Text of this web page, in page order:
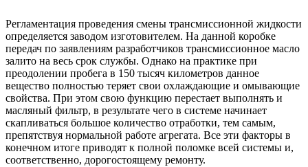
Регламентация проведения смены трансмиссионной жидкости
определяется заводом изготовителем. На данной коробке
передач по заявлениям разработчиков трансмиссионное масло
залито на весь срок службы. Однако на практике при
преодолении пробега в 150 тысяч километров данное
вещество полностью теряет свои охлаждающие и омывающие
свойства. При этом свою функцию перестает выполнять и
масляный фильтр, в результате чего в системе начинает
скапливаться большое количество отработки, тем самым,
препятствуя нормальной работе агрегата. Все эти факторы в
конечном итоге приводят к полной поломке всей системы и,
соответственно, дорогостоящему ремонту.